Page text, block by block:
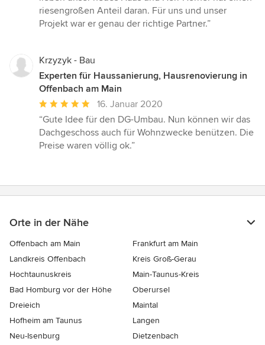
riesengroßen Anteil daran. Für uns und unser
Projekt war er genau der richtige Partner.”
Krzyzyk - Bau
Experten für Haussanierung, Hausrenovierung in
Offenbach am Main
Durchschnittliche
Bewertung:
5
von
16. Januar 2020
“Gute Idee für den DG-Umbau. Nun können wir das
Dachgeschoss auch für Wohnzwecke benützen. Die
Preise waren völlig ok.”
Orte in der Nähe
Offenbach am Main
Frankfurt am Main
Landkreis Offenbach
Kreis Groß-Gerau
Hochtaunuskreis
Main-Taunus-Kreis
Bad Homburg vor der Höhe
Oberursel
Dreieich
Maintal
Hofheim am Taunus
Langen
Neu-Isenburg
Dietzenbach